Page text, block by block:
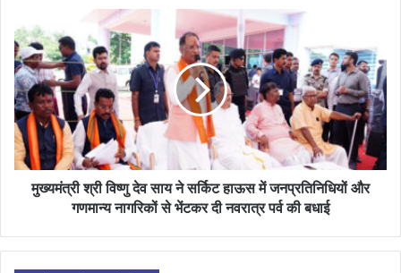
मुख्यमंत्री श्री विष्णु देव साय ने सर्किट हाऊस में जनप्रतिनिधियों और
गणमान्य नागरिकों से भेंटकर दी नवरात्र पर्व की बधाई